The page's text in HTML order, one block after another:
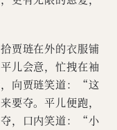
贾琏在外的衣服铺
儿会意，忙拽在袖
向贾琏笑道：“这
要夺。平儿便跑，
，口内笑道：“小